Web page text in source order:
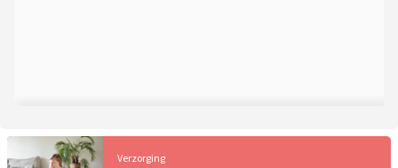
Verzorging